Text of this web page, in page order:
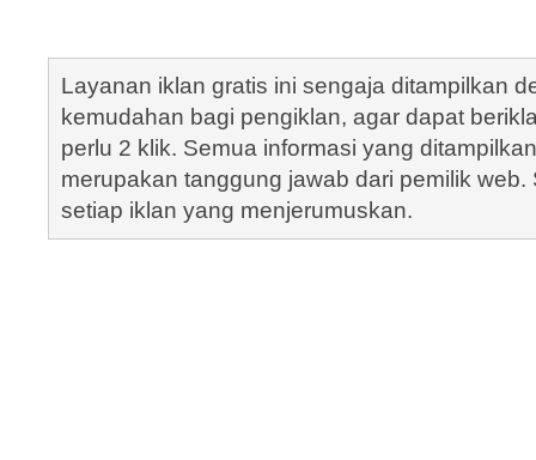
Layanan iklan gratis ini sengaja ditampilkan
kemudahan bagi pengiklan, agar dapat
perlu 2 klik. Semua informasi yang
merupakan tanggung jawab dari pemilik
setiap iklan yang menjerumuskan.